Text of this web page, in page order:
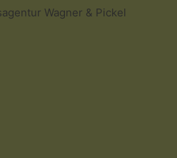
Wagner & Pickel